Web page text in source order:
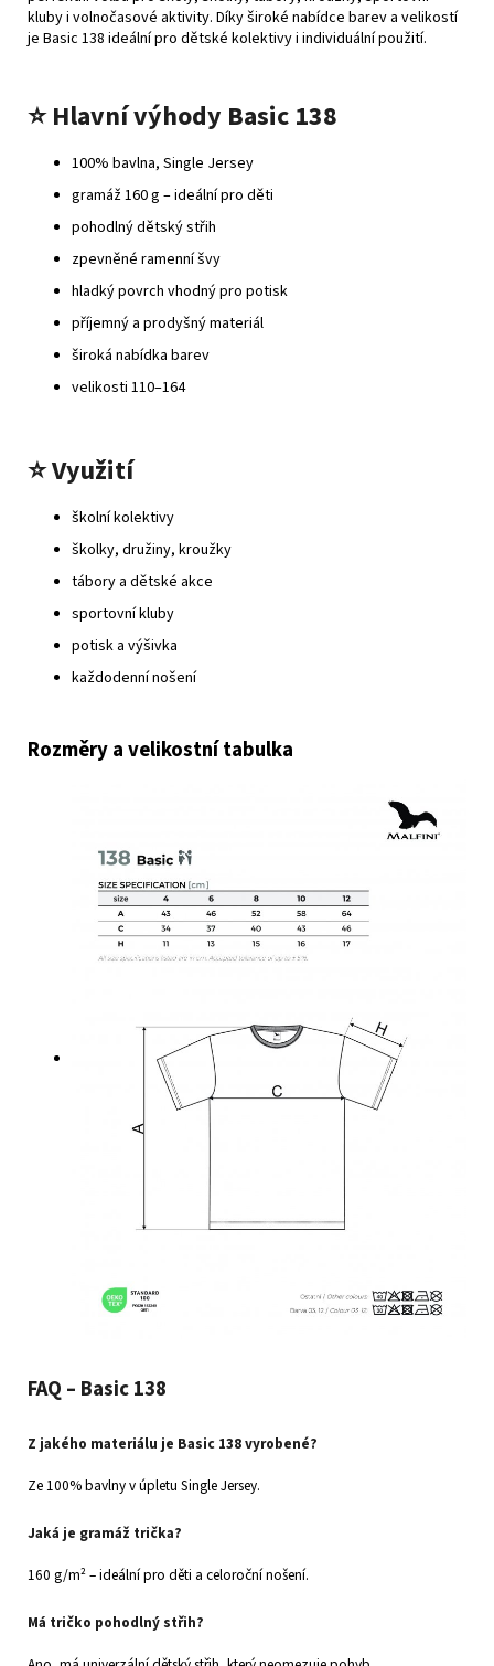
kluby i volnočasové aktivity. Díky široké nabídce barev a velikostí
je Basic 138 ideální pro dětské kolektivy i individuální použití.
⭐Hlavní výhody Basic 138
100% bavlna, Single Jersey
gramáž 160 g – ideální pro děti
pohodlný dětský střih
zpevněné ramenní švy
hladký povrch vhodný pro potisk
příjemný a prodyšný materiál
široká nabídka barev
velikosti 110–164
⭐Využití
školní kolektivy
školky, družiny, kroužky
tábory a dětské akce
sportovní kluby
potisk a výšivka
každodenní nošení
Rozměry a velikostní tabulka
FAQ – Basic 138
Z jakého materiálu je Basic 138 vyrobené?
Ze 100% bavlny v úpletu Single Jersey.
Jaká je gramáž trička?
160 g/m² – ideální pro děti a celoroční nošení.
Má tričko pohodlný střih?